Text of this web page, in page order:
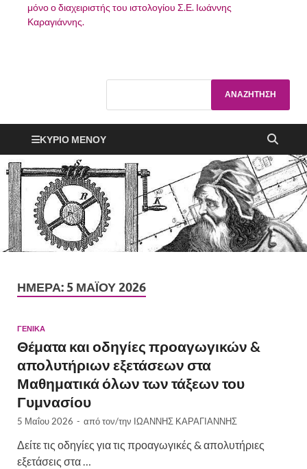
μόνο ο διαχειριστής του ιστολογίου Σ.Ε. Ιωάννης
Καραγιάννης.
ΚΎΡΙΟ ΜΕΝΟΎ
ΗΜΈΡΑ:5 ΜΑΪ́ΟΥ 2026
ΓΕΝΙΚΆ
Θέματα και οδηγίες προαγωγικών &
απολυτήριων εξετάσεων στα
Μαθηματικά όλων των τάξεων του
Γυμνασίου
5 Μαΐου 2026 - από τον/την ΙΩΑΝΝΗΣ ΚΑΡΑΓΙΑΝΝΗΣ
Δείτε τις οδηγίες για τις προαγωγικές & απολυτήριες
εξετάσεις στα …